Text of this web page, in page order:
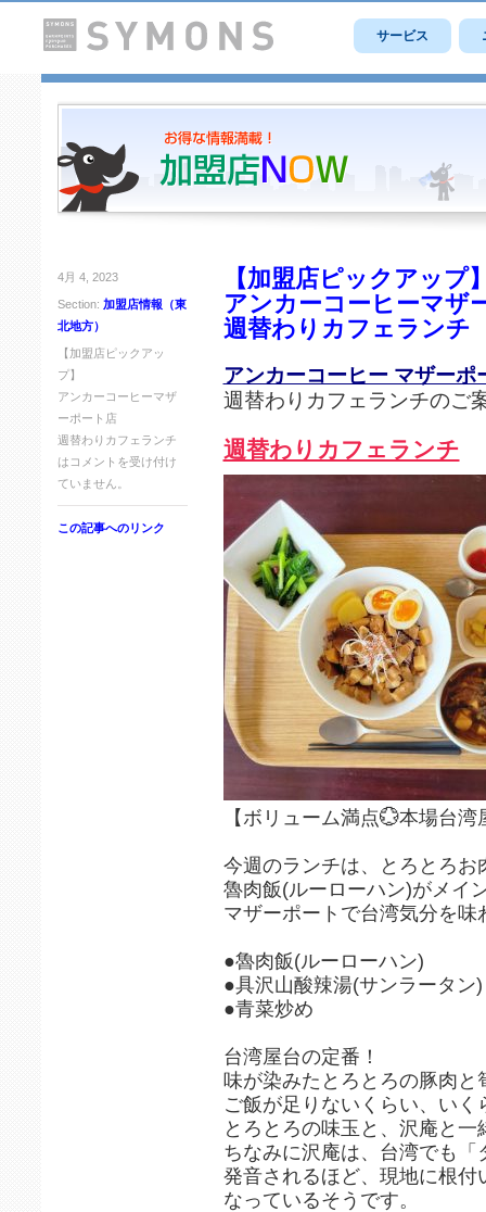
サービス
4月 4, 2023
Section: 加盟店情報（東
北地方）
【加盟店ピックアッ
プ】
アンカーコーヒーマザ
ーポート店
週替わりカフェランチ
は コメントを受け付け
ていません。
この記事へのリンク
【加盟店ピックアップ
アンカーコーヒーマザ
週替わりカフェランチ
アンカーコーヒー マザーポ
週替わりカフェランチのご
週替わりカフェランチ
【ボリューム満点💮本場台
今週のランチは、とろとろお
魯肉飯(ルーローハン)がメイ
マザーポートで台湾気分を味
●魯肉飯(ルーローハン)
●具沢山酸辣湯(サンラータン)
●青菜炒め
台湾屋台の定番！
味が染みたとろとろの豚肉
ご飯が足りないくらい、い
とろとろの味玉と、沢庵と
ちなみに沢庵は、台湾でも「
発音されるほど、現地に根付
なっているそうです。